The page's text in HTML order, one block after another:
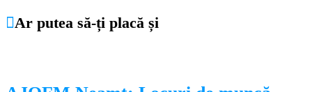
Ar putea să-ți placă și